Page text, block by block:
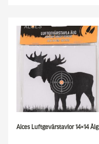
Alces Luftgevärstavlor 14×14 Älg